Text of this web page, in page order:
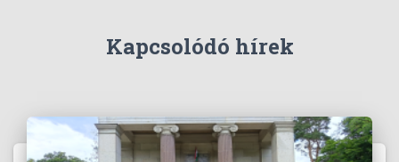
Kapcsolódó hírek